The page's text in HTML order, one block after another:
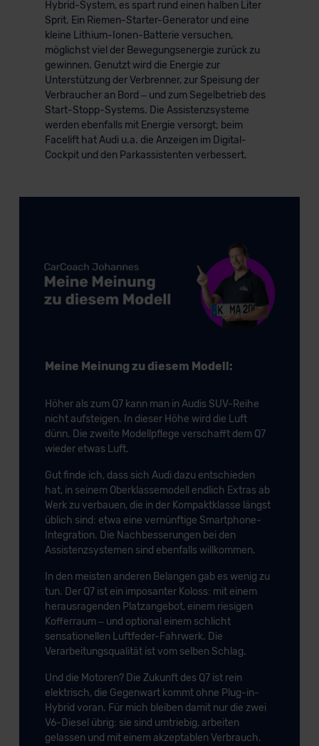
der EU erfolgt, erfolgt dies ausschließlich auf der
Grundlage eines Angemessenheitsbeschlusses der EU-
Kommission (Art. 45 Abs. 1 DSGVO), von
Standarddatenschutzklauseln (Art. 46 Abs. 2 lit. c
DSGVO) oder wenn Sie hierzu Ihre Einwilligung freiwillig
erteilen. Nähere Informationen zu den bestehenden
Datenschutzklauseln können Sie über den Kontakt zu
unserem Datenschutzbeauftragten unter
datenschutz@meinauto.de anfordern.
Hybrid-System, es spart rund einen halben Liter
Sprit. Ein Riemen-Starter-Generator und eine
kleine Lithium-Ionen-Batterie versuchen,
möglichst viel der Bewegungsenergie zurück zu
gewinnen. Genutzt wird die Energie zur
Unterstützung der Verbrenner, zur Speisung der
Verbraucher an Bord – und zum Segelbetrieb des
Start-Stopp-Systems. Die Assistenzsysteme
werden ebenfalls mit Energie versorgt; beim
Facelift hat Audi u.a. die Anzeigen im Digital-
Cockpit und den Parkassistenten verbessert.
Meine Meinung zu diesem Modell:
Höher als zum Q7 kann man in Audis SUV-Reihe
nicht aufsteigen. In dieser Höhe wird die Luft
dünn. Die zweite Modellpflege verschafft dem Q7
wieder etwas Luft.
Gut finde ich, dass sich Audi dazu entschieden
hat, in seinem Oberklassemodell endlich Extras ab
Werk zu verbauen, die in der Kompaktklasse längst
üblich sind: etwa eine vernünftige Smartphone-
Integration. Die Nachbesserungen bei den
Assistenzsystemen sind ebenfalls willkommen.
In den meisten anderen Belangen gab es wenig zu
tun. Der Q7 ist ein imposanter Koloss: mit einem
herausragenden Platzangebot, einem riesigen
Kofferraum – und optional einem schlicht
sensationellen Luftfeder-Fahrwerk. Die
Verarbeitungsqualität ist vom selben Schlag.
Und die Motoren? Die Zukunft des Q7 ist rein
elektrisch, die Gegenwart kommt ohne Plug-in-
Hybrid voran. Für mich bleiben damit nur die zwei
V6-Diesel übrig: sie sind umtriebig, arbeiten
gelassen und mit einem akzeptablen Verbrauch.